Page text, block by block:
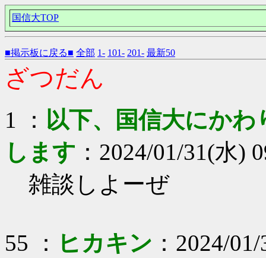
国信大TOP
■掲示板に戻る■ 全部 1- 101- 201- 最新50
ざつだん
1 ： 以下、国信大にか
します ：2024/01/31(水)
雑談しよーぜ
55 ： ヒカキン ：2024/